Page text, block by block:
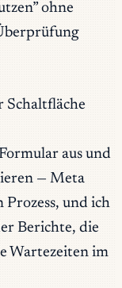
ohne
Schaltfläche
aus und
— Meta
und ich
Berichte, die
Wartezeiten im